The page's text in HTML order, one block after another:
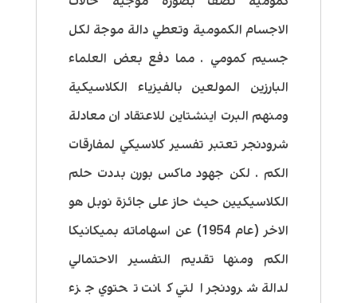
الاجسام الكمومية وتعطي دالة موجة لكل
جسيم كمومي . مما دفع بعض العلماء
البارزين المولعين بالفيزياء الكلاسيكية
ومنهم البرت اينشتاين للاعتقاد ان معادلة
شرودنجر تعتبر تفسير كلاسيكي لمفارقات
الكم . لكن جهود ماكس بورن بددت حلم
الكلاسيكيين حيث حاز على جائزة نوبل هو
الاخر (عام 1954) عن اسهاماته بميكانيكا
الكم ومنها تقديم التفسير الاحتمالي
لدالة شرودنجر التي كانت تحتوي جزء